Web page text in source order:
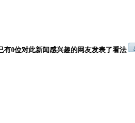
有0位对此新闻感兴趣的网友发表了看法